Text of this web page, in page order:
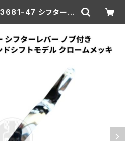
47 シフターレ